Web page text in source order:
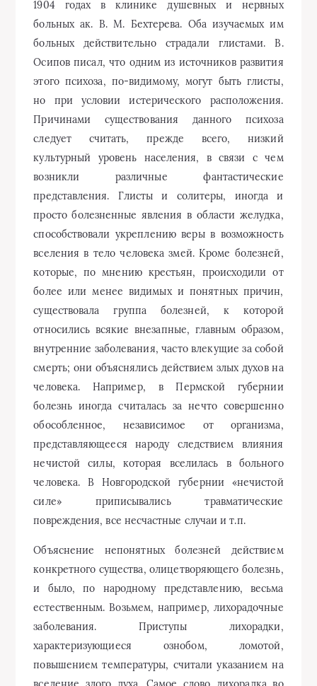
1904 годах в клинике душевных и нервных
больных ак. В. М. Бехтерева. Оба изучаемых им
больных действительно страдали глистами. В.
Осипов писал, что одним из источников развития
этого психоза, по-видимому, могут быть глисты,
но при условии истерического расположения.
Причинами существования данного психоза
следует считать, прежде всего, низкий
культурный уровень населения, в связи с чем
возникли различные фантастические
представления. Глисты и солитеры, иногда и
просто болезненные явления в области желудка,
способствовали укреплению веры в возможность
вселения в тело человека змей. Кроме болезней,
которые, по мнению крестьян, происходили от
более или менее видимых и понятных причин,
существовала группа болезней, к которой
относились всякие внезапные, главным образом,
внутренние заболевания, часто влекущие за собой
смерть; они объяснялись действием злых духов на
человека. Например, в Пермской губернии
болезнь иногда считалась за нечто совершенно
обособленное, независимое от организма,
представляющееся народу следствием влияния
нечистой силы, которая вселилась в больного
человека. В Новгородской губернии «нечистой
силе» приписывались травматические
повреждения, все несчастные случаи и т.п.
Объяснение непонятных болезней действием
конкретного существа, олицетворяющего болезнь,
и было, по народному представлению, весьма
естественным. Возьмем, например, лихорадочные
заболевания. Приступы лихорадки,
характеризующиеся ознобом, ломотой,
повышением температуры, считали указанием на